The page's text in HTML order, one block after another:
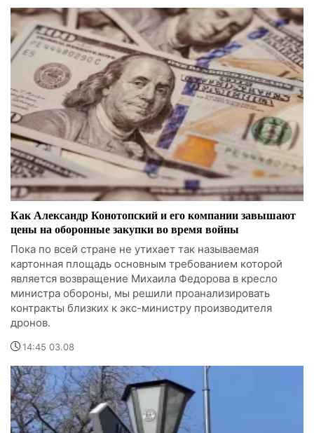
Как Александр Конотопский и его компании завышают
цены на оборонные закупки во время войны
Пока по всей стране не утихает так называемая
картонная площадь основным требованием которой
является возвращение Михаила Федорова в кресло
министра обороны, мы решили проанализировать
контракты близких к экс-министру производителя
дронов.
14:45 03.08